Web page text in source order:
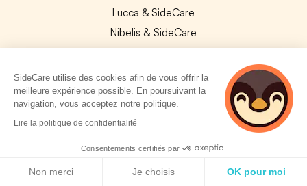
Lucca & SideCare
Nibelis & SideCare
Livi & SideCare
Lianeli & SideCare
API & INTEGRATIONS
API SideCare
Les SIRH / Systèmes de paie connectés
SideCare utilise des cookies afin de vous offrir la
meilleure expérience possible. En poursuivant la
navigation, vous acceptez notre politique.
Lire la politique de confidentialité
Consentements certifiés par
Non merci Je choisis OK pour moi
2 personnes
consultent
actuellement cette